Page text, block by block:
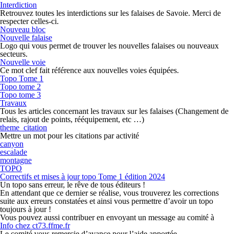
Interdiction
Retrouvez toutes les interdictions sur les falaises de Savoie. Merci de
respecter celles-ci.
Nouveau bloc
Nouvelle falaise
Logo qui vous permet de trouver les nouvelles falaises ou nouveaux
secteurs.
Nouvelle voie
Ce mot clef fait référence aux nouvelles voies équipées.
Topo Tome 1
Topo tome 2
Topo tome 3
Travaux
Tous les articles concernant les travaux sur les falaises (Changement de
relais, rajout de points, rééquipement, etc …)
theme_citation
Mettre un mot pour les citations par activité
canyon
escalade
montagne
TOPO
Correctifs et mises à jour topo Tome 1 édition 2024
Un topo sans erreur, le rêve de tous éditeurs !
En attendant que ce dernier se réalise, vous trouverez les corrections
suite aux erreurs constatées et ainsi vous permettre d’avoir un topo
toujours à jour !
Vous pouvez aussi contribuer en envoyant un message au comité à
Info chez ct73.ffme.fr